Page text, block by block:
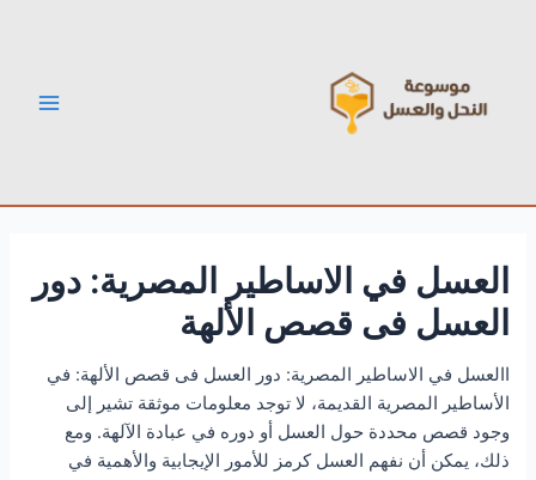
العسل في الاساطير المصرية: دور
العسل فى قصص الألهة
االعسل في الاساطير المصرية: دور العسل فى قصص الألهة: في
الأساطير المصرية القديمة، لا توجد معلومات موثقة تشير إلى
وجود قصص محددة حول العسل أو دوره في عبادة الآلهة. ومع
ذلك، يمكن أن نفهم العسل كرمز للأمور الإيجابية والأهمية في